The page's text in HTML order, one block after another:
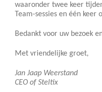
waaronder twee keer
Team-sessies en één
Bedankt voor uw bezoek
Met vriendelijke groet,
Jan Jaap Weerstand
CEO of Steltix